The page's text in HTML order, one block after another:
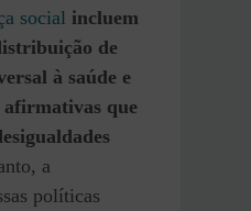
social incluem
de
à saúde e
afirmativas que
a
políticas